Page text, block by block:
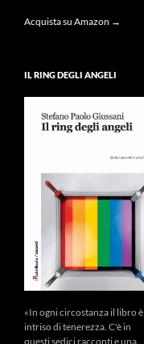
Acquista su Amazon →
IL RING DEGLI ANGELI
«In ogni circostanza il libro è
intriso di tenerezza. C'è in
questi sedici racconti e una